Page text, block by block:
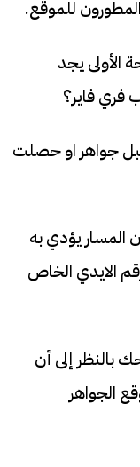
للموقع.
الأولى يجد
فري فاير؟
جواهر او حصلت
المسار يؤدي به
الايدي الخاص
بالنظر إلى أن
الجواهر